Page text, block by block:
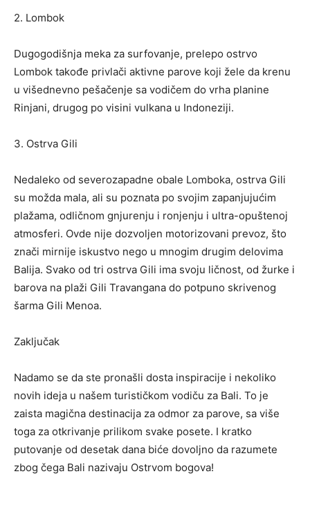
2. Lombok
Dugogodišnja meka za surfovanje, prelepo ostrvo
Lombok takođe privlači aktivne parove koji žele da krenu
u višednevno pešačenje sa vodičem do vrha planine
Rinjani, drugog po visini vulkana u Indoneziji.
3. Ostrva Gili
Nedaleko od severozapadne obale Lomboka, ostrva Gili
su možda mala, ali su poznata po svojim zapanjujućim
plažama, odličnom gnjurenju i ronjenju i ultra-opuštenoj
atmosferi. Ovde nije dozvoljen motorizovani prevoz, što
znači mirnije iskustvo nego u mnogim drugim delovima
Balija. Svako od tri ostrva Gili ima svoju ličnost, od žurke i
barova na plaži Gili Travangana do potpuno skrivenog
šarma Gili Menoa.
Zaključak
Nadamo se da ste pronašli dosta inspiracije i nekoliko
novih ideja u našem turističkom vodiču za Bali. To je
zaista magična destinacija za odmor za parove, sa više
toga za otkrivanje prilikom svake posete. I kratko
putovanje od desetak dana biće dovoljno da razumete
zbog čega Bali nazivaju Ostrvom bogova!